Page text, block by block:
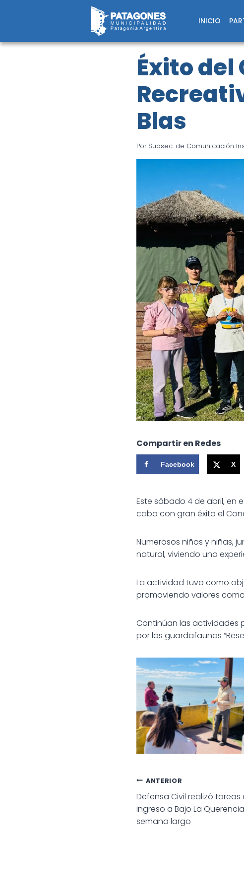
INICIO
Éxito del
Blas
Por Subsec. de Comunicación
Compartir en Redes
Facebook X
Este sábado 4 de abril, en
cabo con gran éxito el
Numerosos niños y niñas,
natural, viviendo una
La actividad tuvo como
promoviendo valores
Continúan las actividades
por los guardafaunas
Navegación
de
ANTERIOR
Defensa Civil realizó
ingreso a Bajo La
semana largo